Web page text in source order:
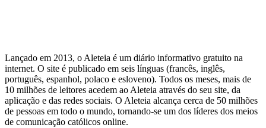
Lançado em 2013, o Aleteia é um diário informativo gratuito na
internet. O site é publicado em seis línguas (francês, inglês,
português, espanhol, polaco e esloveno). Todos os meses, mais de
10 milhões de leitores acedem ao Aleteia através do seu site, da
aplicação e das redes sociais. O Aleteia alcança cerca de 50 milhões
de pessoas em todo o mundo, tornando-se um dos líderes dos meios
de comunicação católicos online.